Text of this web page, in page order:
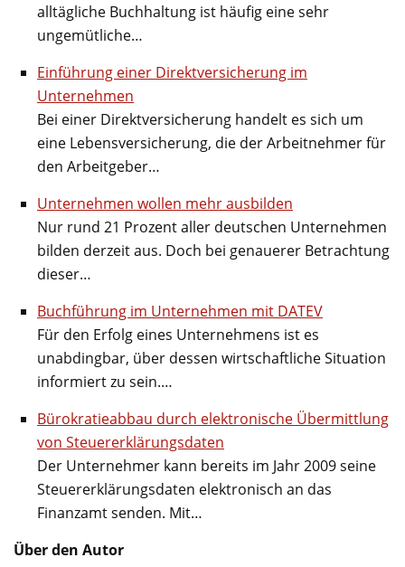
alltägliche Buchhaltung ist häufig eine sehr
ungemütliche…
Einführung einer Direktversicherung im
Unternehmen
Bei einer Direktversicherung handelt es sich um
eine Lebensversicherung, die der Arbeitnehmer für
den Arbeitgeber…
Unternehmen wollen mehr ausbilden
Nur rund 21 Prozent aller deutschen Unternehmen
bilden derzeit aus. Doch bei genauerer Betrachtung
dieser…
Buchführung im Unternehmen mit DATEV
Für den Erfolg eines Unternehmens ist es
unabdingbar, über dessen wirtschaftliche Situation
informiert zu sein.…
Bürokratieabbau durch elektronische Übermittlung
von Steuererklärungsdaten
Der Unternehmer kann bereits im Jahr 2009 seine
Steuererklärungsdaten elektronisch an das
Finanzamt senden. Mit…
Über den Autor